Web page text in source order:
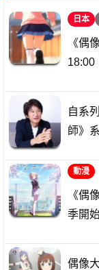
日本
《偶
18:00
自系
師》
動漫
《偶
季開
偶像